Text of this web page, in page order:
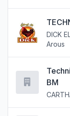
DICK
Arous
BM